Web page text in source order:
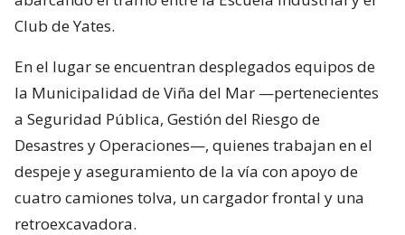
Club de Yates.
En el lugar se encuentran desplegados equipos de
la Municipalidad de Viña del Mar —pertenecientes
a Seguridad Pública, Gestión del Riesgo de
Desastres y Operaciones—, quienes trabajan en el
despeje y aseguramiento de la vía con apoyo de
cuatro camiones tolva, un cargador frontal y una
retroexcavadora.